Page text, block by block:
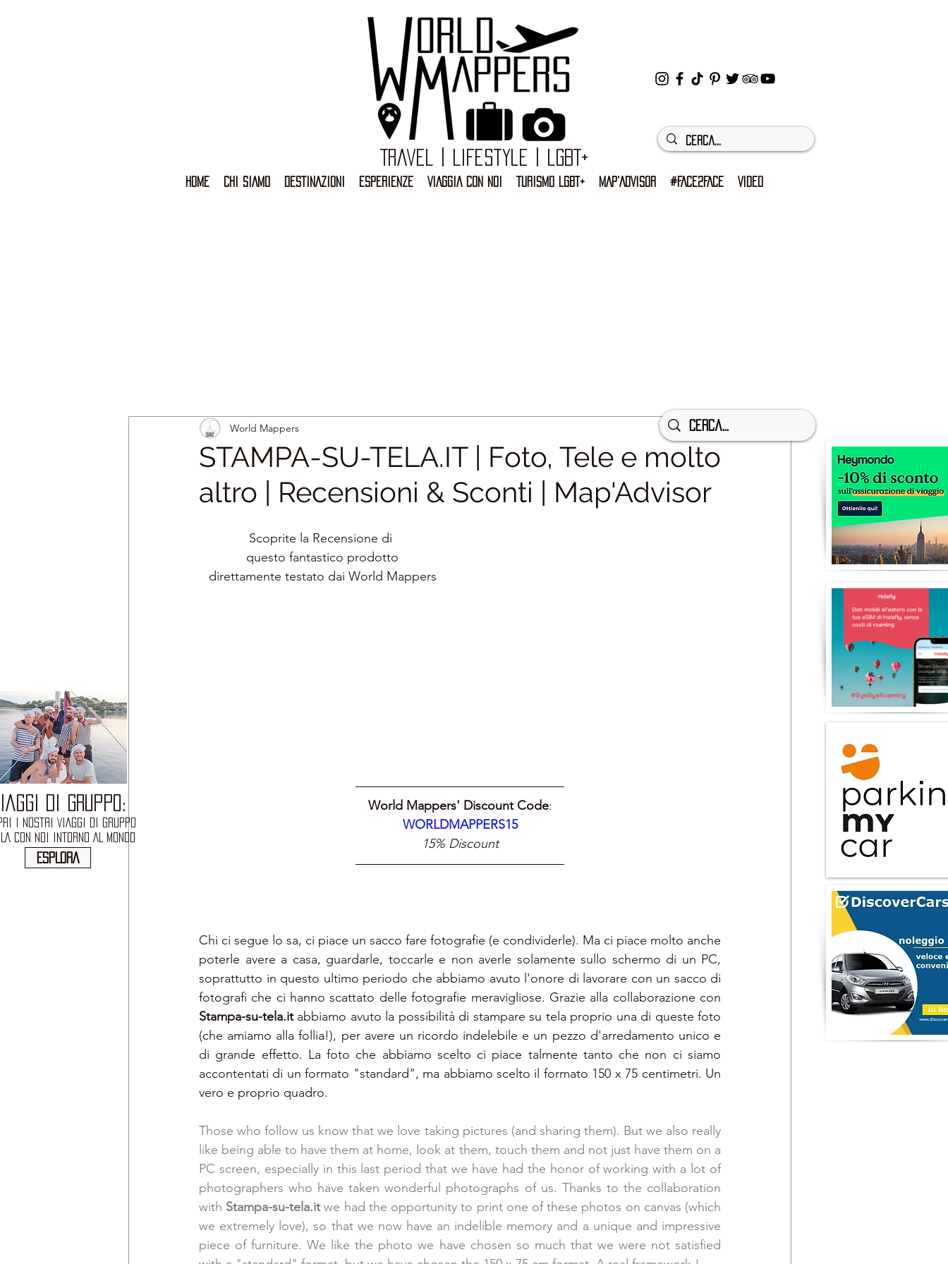
Travel | Lifestyle | LGBT+
HOME CHI SIAMO DESTINAZIONI ESPERIENZE VIAGGIA CON NOI TURISMO LGBT+ MAP'ADVISOR #FACE2FACE VIDEO
STAMPA-SU-TELA.IT | Foto, Tele e molto
altro | Recensioni & Sconti | Map'Advisor
World Mappers
Scoprite la Recensione di
questo fantastico prodotto
direttamente testato dai World Mappers
World Mappers' Discount Code:
WORLDMAPPERS15
15% Discount
Chi ci segue lo sa, ci piace un sacco fare fotografie (e condividerle). Ma ci piace molto anche
poterle avere a casa, guardarle, toccarle e non averle solamente sullo schermo di un PC,
soprattutto in questo ultimo periodo che abbiamo avuto l'onore di lavorare con un sacco di
Stampa-su-tela.it abbiamo avuto la possibilità di stampare su tela proprio una di queste foto
(che amiamo alla follia!), per avere un ricordo indelebile e un pezzo d'arredamento unico e
di grande effetto. La foto che abbiamo scelto ci piace talmente tanto che non ci siamo
accontentati di un formato "standard", ma abbiamo scelto il formato 150 x 75 centimetri. Un
vero e proprio quadro.
Those who follow us know that we love taking pictures (and sharing them). But we also really
like being able to have them at home, look at them, touch them and not just have them on a
PC screen, especially in this last period that we have had the honor of working with a lot of
photographers who have taken wonderful photographs of us. Thanks to the collaboration
with Stampa-su-tela.it we had the opportunity to print one of these photos on canvas (which
we extremely love), so that we now have an indelible memory and a unique and impressive
piece of furniture. We like the photo we have chosen so much that we were not satisfied
DI GRUPPO:
I NOSTRI VIAGGI DI GRUPPO
CON NOI INTORNO AL MONDO
ESPLORA